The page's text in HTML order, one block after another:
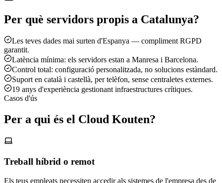
Per què servidors propis a Catalunya?
Les teves dades mai surten d'Espanya — compliment RGPD
garantit.
Latència mínima: els servidors estan a Manresa i Barcelona.
Control total: configuració personalitzada, no solucions estàndard.
Suport en català i castellà, per telèfon, sense centraletes externes.
19 anys d'experiència gestionant infraestructures crítiques.
Casos d'ús
Per a qui és el Cloud Kouten?
Treball híbrid o remot
Els teus empleats necessiten accedir als sistemes de l'empresa des de